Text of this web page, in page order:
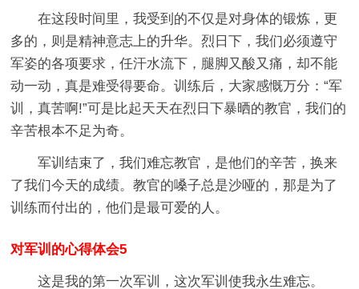
在这段时间里，我受到的不仅是对身体的锻炼，更
多的，则是精神意志上的升华。烈日下，我们必须遵守
军姿的各项要求，任汗水流下，腿脚又酸又痛，却不能
动一动，真是难受得要命。训练后，大家感慨万分：“军
训，真苦啊!”可是比起天天在烈日下暴晒的教官，我们的
辛苦根本不足为奇。
军训结束了，我们难忘教官，是他们的辛苦，换来
了我们今天的成绩。教官的嗓子总是沙哑的，那是为了
训练而付出的，他们是最可爱的人。
对军训的心得体会5
这是我的第一次军训，这次军训使我永生难忘。